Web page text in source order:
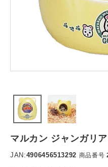
マルカン ジャンガリ
JAN:4906456513292 商品番号